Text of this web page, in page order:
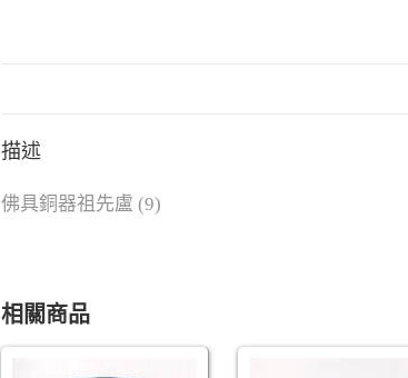
描述
佛具銅器祖先盧 (9)
相關商品